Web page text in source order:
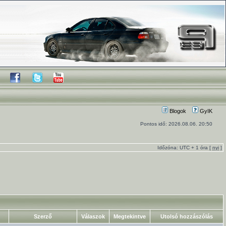
Blogok GyIK
Pontos idő: 2026.08.06. 20:50
Időzóna: UTC + 1 óra [ nyi ]
Szerző Válaszok Megtekintve Utolsó hozzászólás